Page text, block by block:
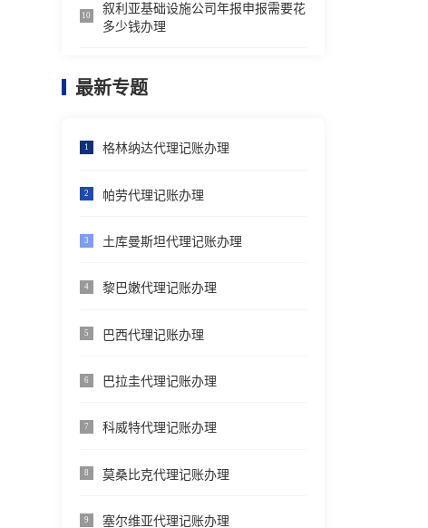
10
叙利亚基础设施公司年报申报需要花
多少钱办理
最新专题
1 格林纳达代理记账办理
2 帕劳代理记账办理
3 土库曼斯坦代理记账办理
4 黎巴嫩代理记账办理
5 巴西代理记账办理
6 巴拉圭代理记账办理
7 科威特代理记账办理
8 莫桑比克代理记账办理
9 塞尔维亚代理记账办理